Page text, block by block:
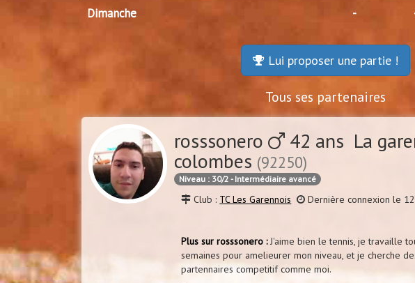
Dimanche -
Lui proposer une partie !
Tous ses partenaires
rosssonero 42 ans La
colombes (92250)
Niveau : 30/2 - Intermédiaire avancé
Club : TC Les Garennois Dernière connexion le
Plus sur rosssonero :J'aime bien le tennis, je travaille
semaines pour amelieurer mon niveau, et je cherche
partennaires competitif comme moi.